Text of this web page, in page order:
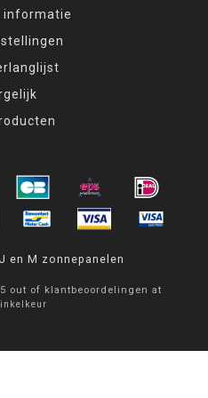
prijsgarantie
ervoor dat u de beste prijs
zonder compromis
duurzame
informatie
en M zonnepanelen
5 out of klantbeoordelingen at